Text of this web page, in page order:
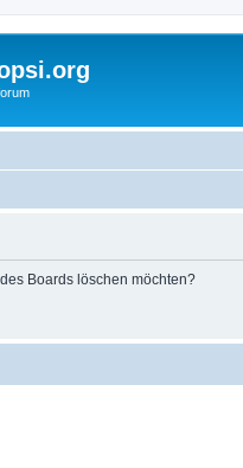
Boards löschen möchten?